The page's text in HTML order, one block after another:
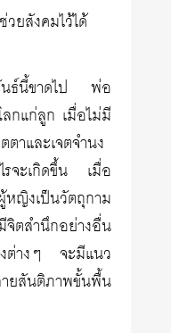
ยสังคมไว้ได้
นธ์นี้ขาดไป พ่อ
กแก่ลูก เมื่อไม่มี
าและเจตจำนง
รจะเกิดขึ้น เมื่อ
งเป็นวัตถุกาม
นึกอย่างอื่น
งต่างๆ จะมีแนว
สันติภาพขั้นพื้น